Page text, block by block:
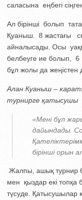
саласына еңбегі
Ал бірінші болып
Қуаныш. 8 жастағы
айналысады. Осы
белбеуге ие болып,
бұл жолы да жеңістен
Алан Куаныш –
турнирге қатысушы
«Мені бұл
дайындады.
бірінші орын
Жалпы, ашық турнир
мен қыздар екі топқа
түсуде. Қатысушылар